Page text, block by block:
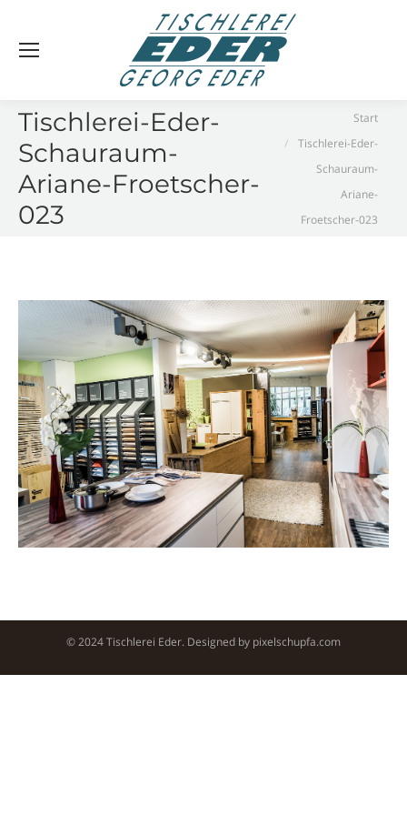
Tischlerei-Eder-
Schauraum-
Ariane-Froetscher-
023
Sie befinden sich hier:
Start
Tischlerei-Eder-
Schauraum-
Ariane-
Froetscher-023
© 2024 Tischlerei Eder. Designed by pixelschupfa.com